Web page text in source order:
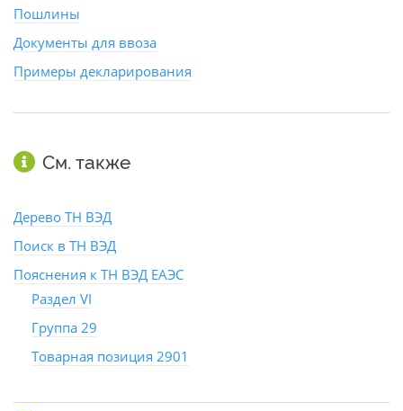
Пошлины
Документы для ввоза
Примеры декларирования
См. также
Дерево ТН ВЭД
Поиск в ТН ВЭД
Пояснения к ТН ВЭД ЕАЭС
Раздел VI
Группа 29
Товарная позиция 2901